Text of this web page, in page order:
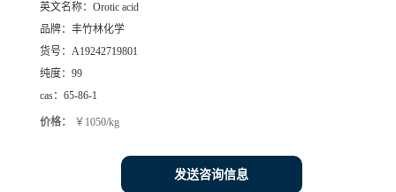
英文名称： Orotic acid
品牌： 丰竹林化学
货号： A19242719801
纯度： 99
cas： 65-86-1
价格： ￥1050/kg
发送咨询信息